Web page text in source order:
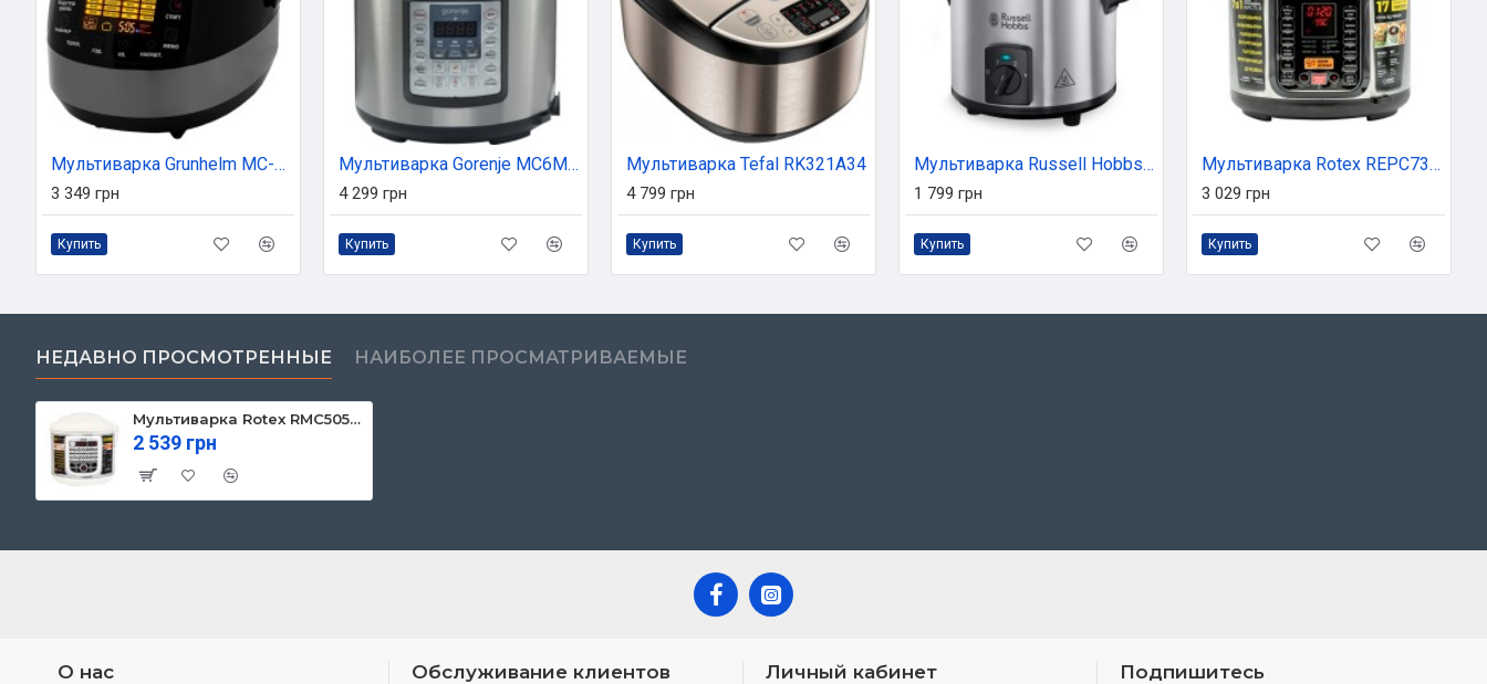
Мультиварка Grunhelm MC-16T
3 349 грн
Купить
Мультиварка Gorenje MC6MBK
4 299 грн
Купить
Мультиварка Tefal RK321A34
4 799 грн
Купить
Мультиварка Russell Hobbs Compact Home (25570-56)
1 799 грн
Купить
Мультиварка Rotex REPC73-B
3 029 грн
Купить
НЕДАВНО ПРОСМОТРЕННЫЕ НАИБОЛЕЕ ПРОСМАТРИВАЕМЫЕ
Мультиварка Rotex RMC505-C Excellence
2 539 грн
О нас Обслуживание клиентов Личный кабинет Подпишитесь